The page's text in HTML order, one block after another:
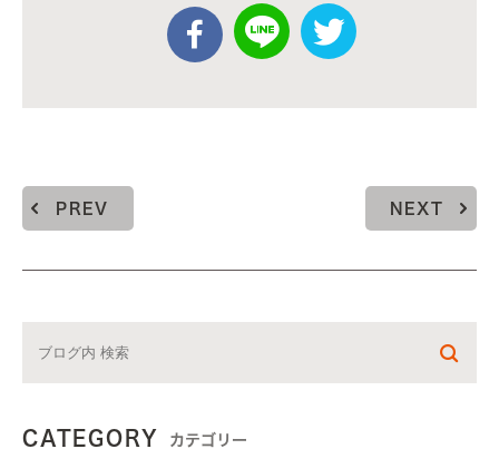
PREV NEXT
CATEGORY カテゴリー